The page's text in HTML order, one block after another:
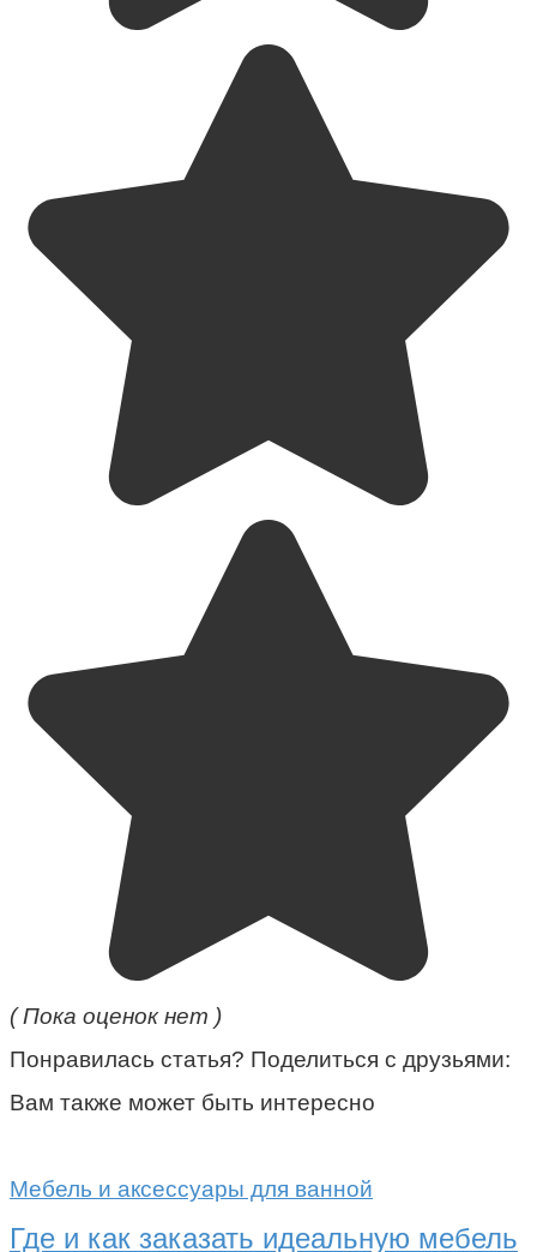
( Пока оценок нет )
Понравилась статья? Поделиться с друзьями:
Вам также может быть интересно
Мебель и аксессуары для ванной
Где и как заказать идеальную мебель